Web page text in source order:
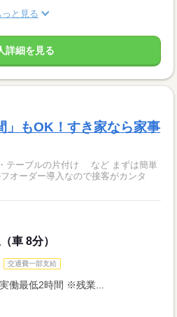
っと見る
詳細を見る
」もOK！すき家なら家事
テーブルの片付け など まずは簡単
車 8分）
交通費一部支給
働最低2時間 ※残業...